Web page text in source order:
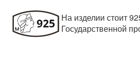
На изделии стоит
Государственной